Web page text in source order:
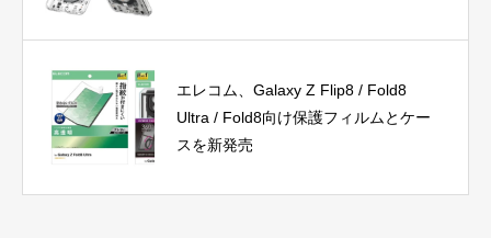
エレコム、Galaxy Z Flip8 / Fold8
Ultra / Fold8向け保護フィルムとケー
スを新発売